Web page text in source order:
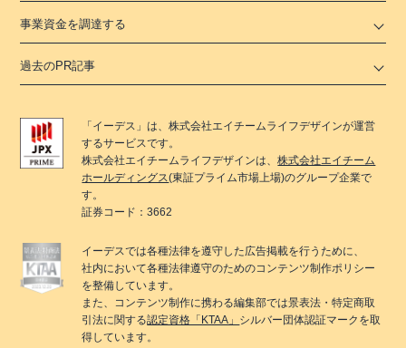
事業資金を調達する
過去のPR記事
「 イーデス 」は、株式会社エイチームライフデザインが運営
するサービスです。
株式会社エイチームライフデザインは、株式会社エイチーム
ホールディングス(東証プライム市場上場)のグループ企業で
す。
証券コード：3662
イーデスでは各種法律を遵守した広告掲載を行うために、
社内において各種法律遵守のためのコンテンツ制作ポリシー
を整備しています。
また、コンテンツ制作に携わる編集部では景表法・特定商取
引法に関する認定資格「KTAA」 シルバー団体認証マークを取
得しています。